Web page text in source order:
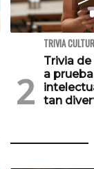
TRIVIA
Trivia
a
tan